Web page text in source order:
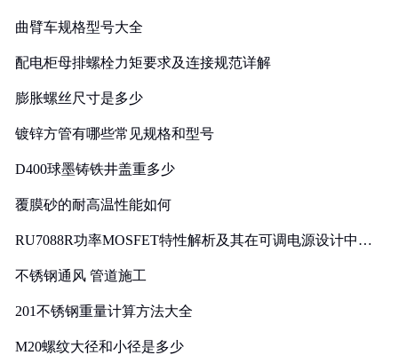
曲臂车规格型号大全
配电柜母排螺栓力矩要求及连接规范详解
膨胀螺丝尺寸是多少
镀锌方管有哪些常见规格和型号
D400球墨铸铁井盖重多少
覆膜砂的耐高温性能如何
RU7088R功率MOSFET特性解析及其在可调电源设计中的
不锈钢通风 管道施工
201不锈钢重量计算方法大全
M20螺纹大径和小径是多少